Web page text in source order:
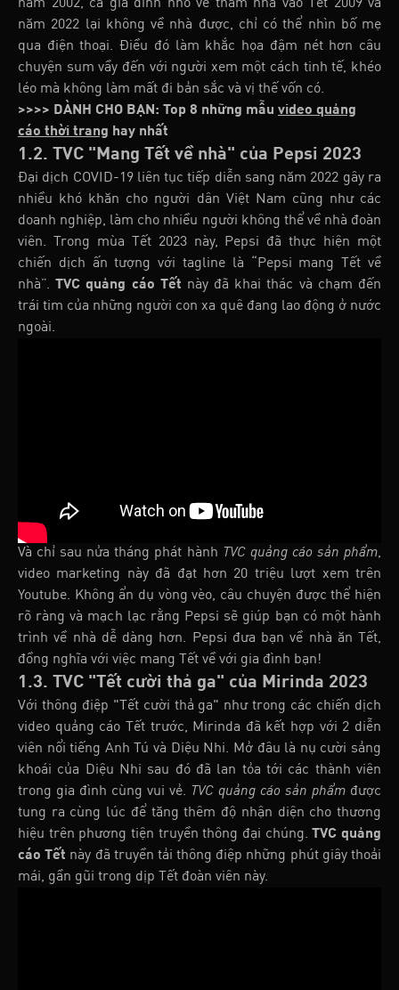
năm 2002, cả gia đình nhỏ về thăm nhà vào Tết 2009 và
năm 2022 lại không về nhà được, chỉ có thể nhìn bố mẹ
qua điện thoại. Điều đó làm khắc họa đậm nét hơn câu
chuyện sum vầy đến với người xem một cách tinh tế, khéo
léo mà không làm mất đi bản sắc và vị thế vốn có.
>>>> DÀNH CHO BẠN: Top 8 những mẫu video quảng
cáo thời trang hay nhất
1.2. TVC "Mang Tết về nhà" của Pepsi 2023
Đại dịch COVID-19 liên tục tiếp diễn sang năm 2022 gây ra
nhiều khó khăn cho người dân Việt Nam cũng như các
doanh nghiệp, làm cho nhiều người không thể về nhà đoàn
viên. Trong mùa Tết 2023 này, Pepsi đã thực hiện một
chiến dịch ấn tượng với tagline là “Pepsi mang Tết về
nhà”.TVC quảng cáo Tết này đã khai thác và chạm đến
trái tim của những người con xa quê đang lao động ở nước
ngoài.
Và chỉ sau nửa tháng phát hành TVC quảng cáo sản phẩm,
video marketing này đã đạt hơn 20 triệu lượt xem trên
Youtube. Không ẩn dụ vòng vèo, câu chuyện được thể hiện
rõ ràng và mạch lạc rằng Pepsi sẽ giúp bạn có một hành
trình về nhà dễ dàng hơn. Pepsi đưa bạn về nhà ăn Tết,
đồng nghĩa với việc mang Tết về với gia đình bạn!
1.3. TVC "Tết cười thả ga" của Mirinda 2023
Với thông điệp "Tết cười thả ga" như trong các chiến dịch
video quảng cáo Tết trước, Mirinda đã kết hợp với 2 diễn
viên nổi tiếng Anh Tú và Diệu Nhi. Mở đâu là nụ cười sảng
khoái của Diệu Nhi sau đó đã lan tỏa tới các thành viên
trong gia đình cùng vui vẻ. TVC quảng cáo sản phẩm được
tung ra cùng lúc để tăng thêm độ nhận diện cho thương
hiệu trên phương tiện truyền thông đại chúng.TVC quảng
cáo Tết này đã truyền tải thông điệp những phút giây thoải
mái, gần gũi trong dịp Tết đoàn viên này.